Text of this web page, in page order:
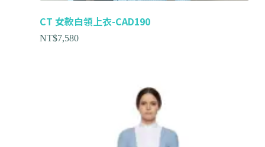
CT 女款白領上衣-CAD190
NT$7,580